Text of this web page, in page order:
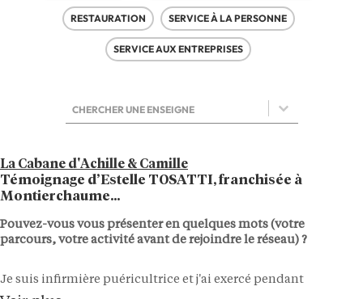
RESTAURATION SERVICE À LA PERSONNE
SERVICE AUX ENTREPRISES
Sélectionnez le contenu
Sélectionnez le contenu
La Cabane d'Achille & Camille
Témoignage d’Estelle TOSATTI, franchisée à
Montierchaume...
Pouvez-vous vous présenter en quelques mots (votre
parcours, votre activité avant de rejoindre le réseau) ?
Je suis infirmière puéricultrice et j'ai exercé pendant
près de dix ans en milieu hospitalier, notamment en